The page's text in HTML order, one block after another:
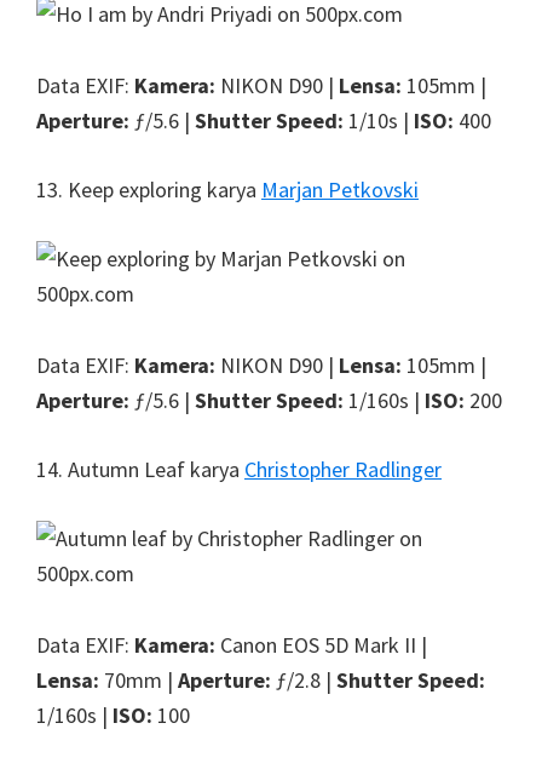
Data EXIF: Kamera: NIKON D90 | Lensa: 105mm |
Aperture: ƒ/5.6 | Shutter Speed: 1/10s | ISO: 400
13. Keep exploring karya Marjan Petkovski
Data EXIF: Kamera: NIKON D90 | Lensa: 105mm |
Aperture: ƒ/5.6 | Shutter Speed: 1/160s | ISO: 200
14. Autumn Leaf karya Christopher Radlinger
Data EXIF: Kamera: Canon EOS 5D Mark II |
Lensa: 70mm | Aperture: ƒ/2.8 | Shutter Speed:
1/160s | ISO: 100